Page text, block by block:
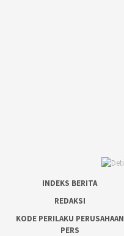
INDEKS BERITA
REDAKSI
KODE PERILAKU PERUSAHAAN
PERS